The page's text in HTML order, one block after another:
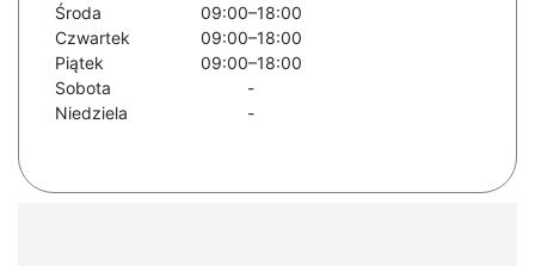
Środa
09:00–18:00
Czwartek
09:00–18:00
Piątek
09:00–18:00
Sobota
-
Niedziela
-